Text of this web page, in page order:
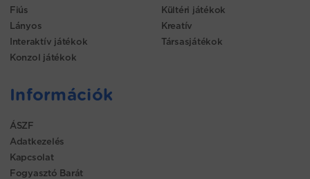
Fiús
Lányos
Interaktív játékok
Konzol játékok
Kültéri játékok
Kreatív
Társasjátékok
Információk
ÁSZF
Adatkezelés
Kapcsolat
Fogyasztó Barát